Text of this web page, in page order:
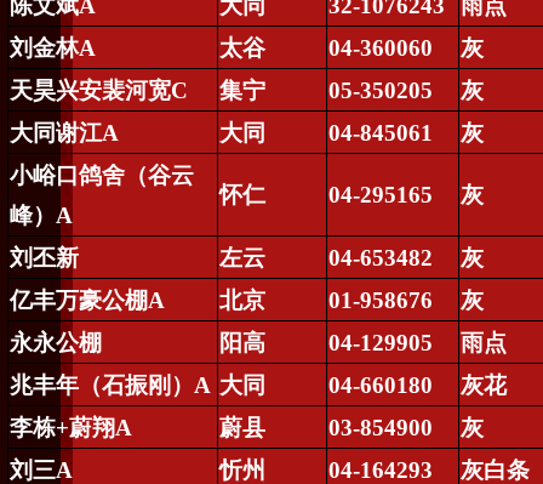
陈文斌A 大同 32-1076243
雨点
刘金林A 太谷 04-360060
灰
天昊兴安裴河宽C 集宁 05-350205
灰
大同谢江A 大同 04-845061
灰
小峪口鸽舍（谷云
峰） A
怀仁 04-295165 灰
刘丕新 左云 04-653482
灰
亿丰万豪公棚A 北京 01-958676
灰
永永公棚
阳高 04-129905
雨点
兆丰年（石振刚） A 大同 04-660180
灰花
李栋+蔚翔A 蔚县 03-854900
灰
刘三A 忻州 04-164293
灰白条